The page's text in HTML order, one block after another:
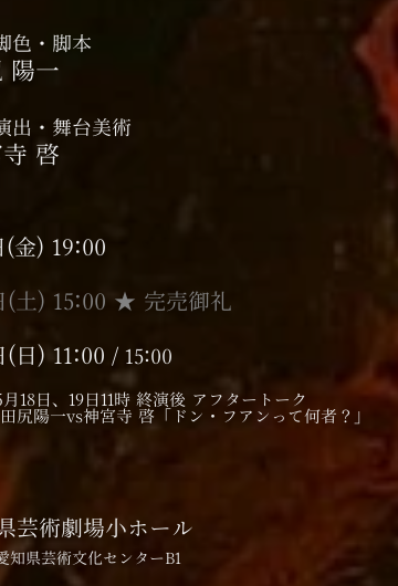
色・脚本
一
出・舞台美術
啓
(金) 19:00
(土) 15:00 ★ 完売御礼
(日 ) 11:00 / 15:00
18日、19日11時 終演後 ​アフタートーク
陽一vs神宮寺 啓「ドン・フアンって何者？」
芸術劇場小ホール
知県芸術文化センターB1​